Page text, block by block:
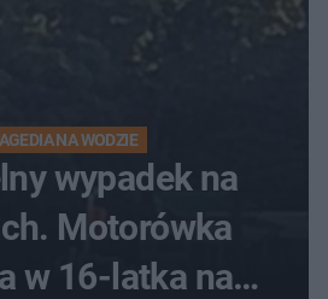
NA WODZIE
wypadek na
Motorówka
w 16-latka na